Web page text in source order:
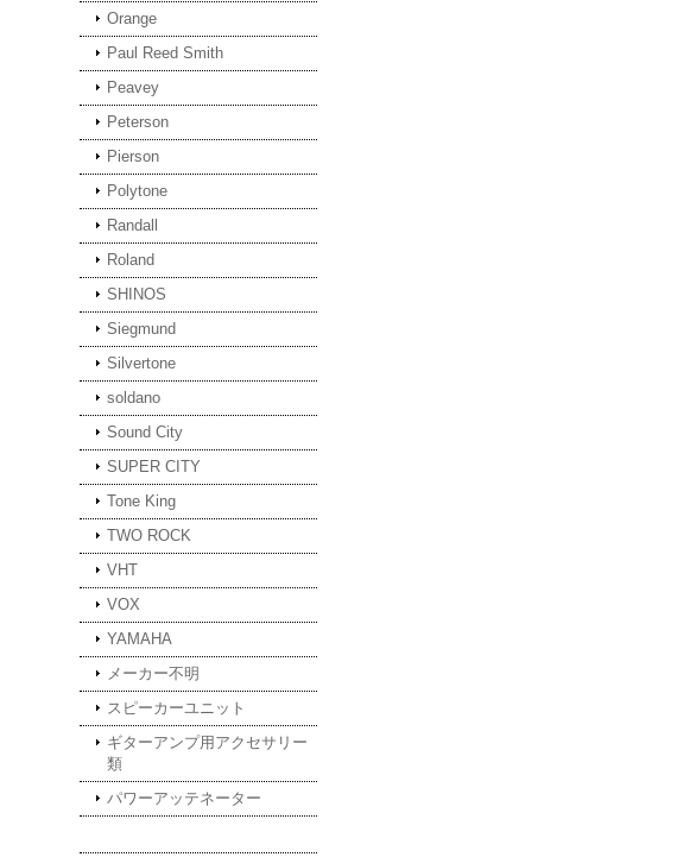
Orange
Paul Reed Smith
Peavey
Peterson
Pierson
Polytone
Randall
Roland
SHINOS
Siegmund
Silvertone
soldano
Sound City
SUPER CITY
Tone King
TWO ROCK
VHT
VOX
YAMAHA
メーカー不明
スピーカーユニット
ギターアンプ用アクセサリー
類
パワーアッテネーター